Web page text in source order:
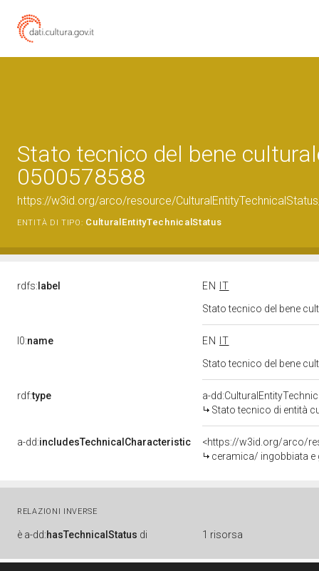
Stato tecnico del bene
0500578588
https://w3id.org/arco/resource/
ENTITÀ DI TIPO: CulturalEntityTechnicalStatus
rdfs: label EN
IT
Stato tecnico del bene
l0:name EN
IT
Stato tecnico del bene
rdf:type
a-
Stato tecnico di entità
a-dd:includesTechnicalCharacteristic
ceramica/ ingobbiata
RELAZIONI INVERSE
è a-dd:hasTechnicalStatus di 1 risorsa